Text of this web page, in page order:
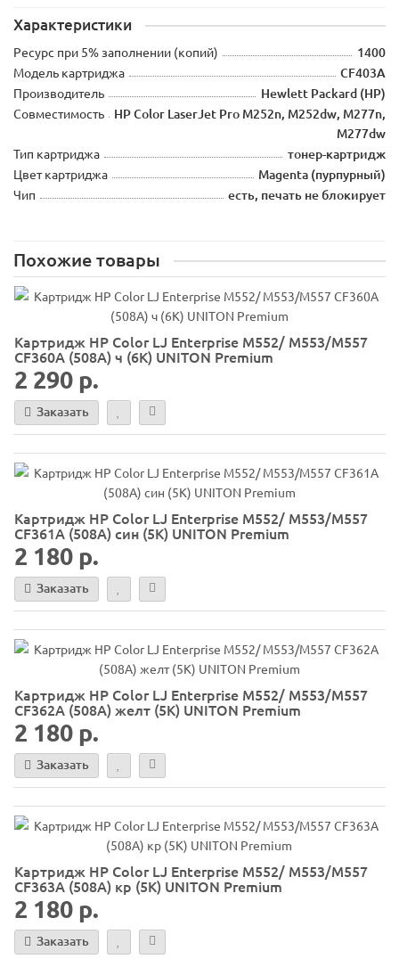
Характеристики
Ресурс при 5% заполнении (копий) 1400
Модель картриджа CF403A
Производитель Hewlett Packard (HP)
Совместимость
HP Color LaserJet Pro M252n, M252dw, M277n,
M277dw
Тип картриджа тонер-картридж
Цвет картриджа Magenta (пурпурный)
Чип есть, печать не блокирует
Похожие товары
Картридж HP Color LJ Enterprise M552/ M553/M557
CF360A (508A) ч (6K) UNITON Premium
2 290 р.
Заказать
Картридж HP Color LJ Enterprise M552/ M553/M557
CF361A (508A) син (5K) UNITON Premium
2 180 р.
Заказать
Картридж HP Color LJ Enterprise M552/ M553/M557
CF362A (508A) желт (5K) UNITON Premium
2 180 р.
Заказать
Картридж HP Color LJ Enterprise M552/ M553/M557
CF363A (508A) кр (5K) UNITON Premium
2 180 р.
Заказать